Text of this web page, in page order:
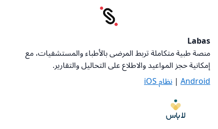
Labas
منصة طبية متكاملة تربط المرضى بالأطباء والمستشفيات، مع
إمكانية حجز المواعيد والاطلاع على التحاليل والتقارير.
Android
| نظام iOS